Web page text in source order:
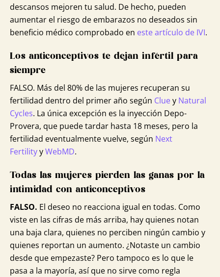
descansos mejoren tu salud. De hecho, pueden
aumentar el riesgo de embarazos no deseados sin
beneficio médico comprobado en este artículo de IVI.
Los anticonceptivos te dejan infértil para
siempre
FALSO. Más del 80% de las mujeres recuperan su
fertilidad dentro del primer año según Cluey Natural
Cycles. La única excepción es la inyección Depo-
Provera, que puede tardar hasta 18 meses, pero la
fertilidad eventualmente vuelve, según Next
FertilityyWebMD.
Todas las mujeres pierden las ganas por la
intimidad con anticonceptivos
FALSO. El deseo no reacciona igual en todas. Como
viste en las cifras de más arriba, hay quienes notan
una baja clara, quienes no perciben ningún cambio y
quienes reportan un aumento. ¿Notaste un cambio
desde que empezaste? Pero tampoco es lo que le
pasa a la mayoría, así que no sirve como regla